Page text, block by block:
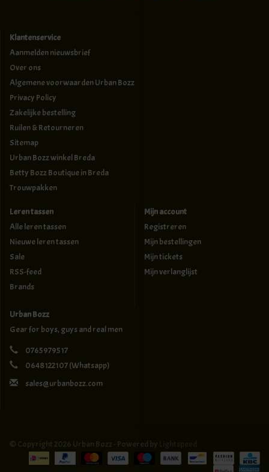
Klantenservice
Aanmelden nieuwsbrief
Over ons
Algemene voorwaarden Urban Bozz
Privacy Policy
Zakelijke bestelling
Ruilen & Retourneren
Sitemap
Urban Bozz winkel Breda
Betty Bozz Boutique in Breda
Trouwpakken
Leren tassen
Alle leren tassen
Nieuwe leren tassen
Sale
RSS-feed
Brands
Mijn account
Registreren
Mijn bestellingen
Mijn tickets
Mijn verlanglijst
Urban Bozz
Gear for boys, guys and real men
0765979517
0648122107(Whatsapp)
sales@urbanbozz.com
© Copyright 2026 Urban Bozz - Powered by